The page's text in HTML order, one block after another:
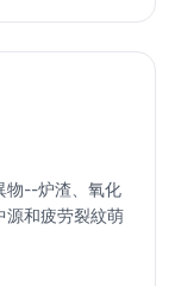
物--炉渣、氧化
源和疲劳裂紋萌